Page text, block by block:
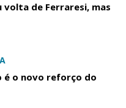
volta de Ferraresi, mas
é o novo reforço do